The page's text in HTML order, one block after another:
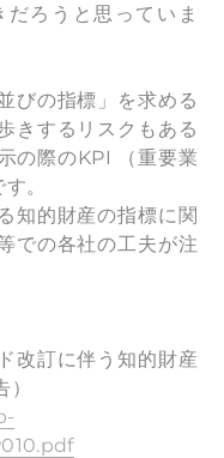
ろうと思っていま
びの指標」を求める
きするリスクもある
の際のKPI （重要業
。
知的財産の指標に関
での各社の工夫が注
改訂に伴う知的財産